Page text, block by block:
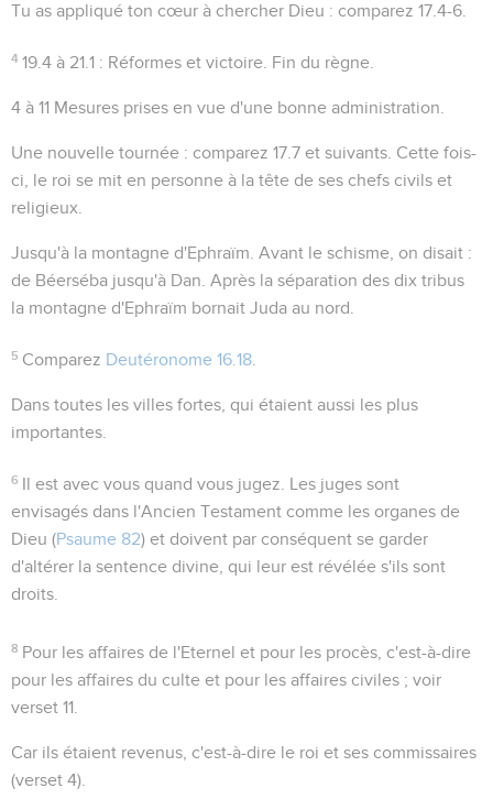
Tu as appliqué ton cœur à chercher Dieu : comparez 17.4-6
4 19.4 à 21.1 : Réformes et victoire. Fin du règne.
4 à 11 Mesures prises en vue d'une bonne administration.
Une nouvelle tournée : comparez 17.7 et suivants. Cette fois-
ci, le roi se mit en personne à la tête de ses chefs civils et
religieux.
Jusqu'à la montagne d'Ephraïm . Avant le schisme, on disait :
de Béerséba jusqu'à Dan . Après la séparation des dix tribus
la montagne d'Ephraïm bornait Juda au nord.
5 Comparez Deutéronome 16.18
Dans toutes les villes fortes , qui étaient aussi les plus
importantes.
6 Il est avec vous quand vous jugez . Les juges sont
envisagés dans l'Ancien Testament comme les organes de
Dieu (Psaume 82) et doivent par conséquent se garder
d'altérer la sentence divine, qui leur est révélée s'ils sont
droits.
8 Pour les affaires de l'Eternel et pour les procès , c'est-à-dire
pour les affaires du culte et pour les affaires civiles ; voir
verset 11.
Car ils étaient revenus , c'est-à-dire le roi et ses commissaires
(verset 4).